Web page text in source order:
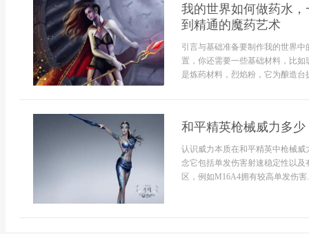
我的世界如何做药水
到精通的魔药艺术
引言与基础准备要制作我的世界
置，你还需要一些基础材料，比
是炼药材料，烈焰粉，它为酿造
和平精英枪械威力多
认识威力本质在和平精英中枪械
念它包括单发伤害射速稳定性以
区，例如M16A4拥有较高单发伤害